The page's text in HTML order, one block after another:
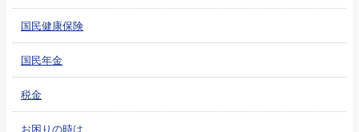
国民健康保険
国民年金
税金
お困りの時は